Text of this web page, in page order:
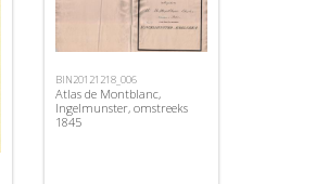
BIN20121218_006
Atlas de Montblanc,
Ingelmunster, omstreeks
1845